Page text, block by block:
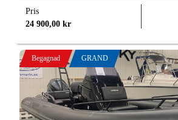
Pris
24 900,00kr
Begagnad GRAND